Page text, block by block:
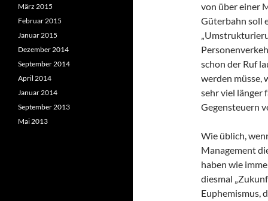
von über einer
Güterbahn soll
schon der Ruf
werden müsse,
sehr viel länger
Gegensteuern
Wie üblich,
Management
haben wie
diesmal
Euphemismus,
März 2015
Februar 2015
Januar 2015
Dezember 2014
September 2014
April 2014
Januar 2014
September 2013
Mai 2013